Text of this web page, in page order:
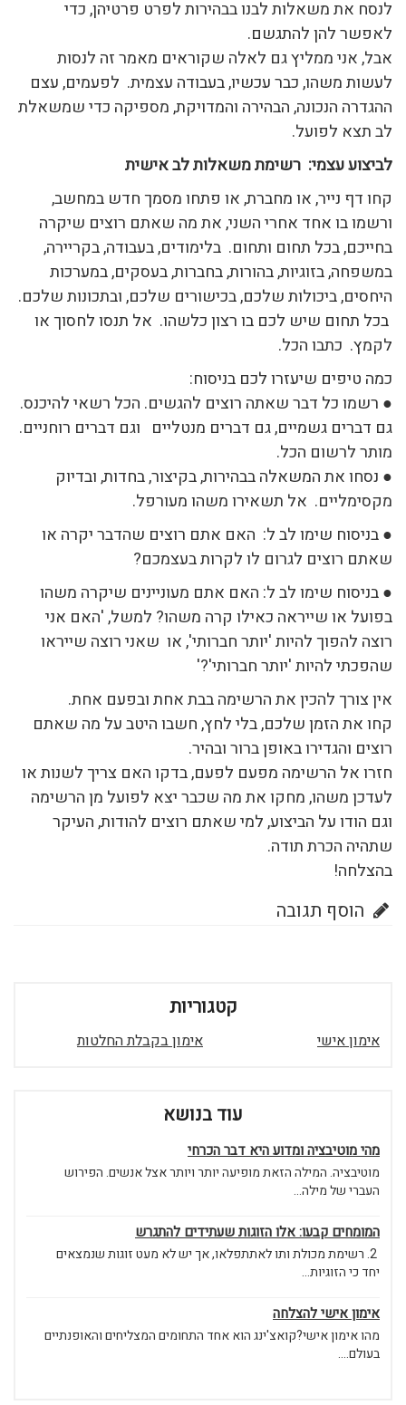
לנסח את משאלות לבנו בבהירות לפרט פרטיהן, כדי
לאפשר להן להתגשם.
אבל, אני ממליץ גם לאלה שקוראים מאמר זה לנסות
לעשות משהו, כבר עכשיו, בעבודה עצמית. לפעמים, עצם
ההגדרה הנכונה, הבהירה והמדויקת, מספיקה כדי שמשאלת
לב תצא לפועל.
לביצוע עצמי: רשימת משאלות לב אישית
קחו דף נייר, או מחברת, או פתחו מסמך חדש במחשב,
ורשמו בו אחד אחרי השני, את מה שאתם רוצים שיקרה
בחייכם, בכל תחום ותחום. בלימודים, בעבודה, בקריירה,
במשפחה, בזוגיות, בהורות, בחברות, בעסקים, במערכות
היחסים, ביכולות שלכם, בכישורים שלכם, ובתכונות שלכם.
בכל תחום שיש לכם בו רצון כלשהו. אל תנסו לחסוך או
לקמץ. כתבו הכל.
כמה טיפים שיעזרו לכם בניסוח:
● רשמו כל דבר שאתה רוצים להגשים. הכל רשאי להיכנס.
גם דברים גשמיים, גם דברים מנטליים וגם דברים רוחניים.
מותר לרשום הכל.
● נסחו את המשאלה בבהירות, בקיצור, בחדות, ובדיוק
מקסימליים. אל תשאירו משהו מעורפל.
● בניסוח שימו לב ל: האם אתם רוצים שהדבר יקרה או
שאתם רוצים לגרום לו לקרות בעצמכם?
● בניסוח שימו לב ל: האם אתם מעוניינים שיקרה משהו
בפועל או שייראה כאילו קרה משהו? למשל, 'האם אני
רוצה להפוך להיות 'יותר חברותי', או שאני רוצה שייראו
שהפכתי להיות 'יותר חברותי'?'
אין צורך להכין את הרשימה בבת אחת ובפעם אחת.
קחו את הזמן שלכם, בלי לחץ, חשבו היטב על מה שאתם
רוצים והגדירו באופן ברור ובהיר.
חזרו אל הרשימה מפעם לפעם, בדקו האם צריך לשנות או
לעדכן משהו, מחקו את מה שכבר יצא לפועל מן הרשימה
וגם הודו על הביצוע, למי שאתם רוצים להודות, העיקר
שתהיה הכרת תודה.
בהצלחה!
הוסף תגובה
קטגוריות
אימון אישי אימון בקבלת החלטות
עוד בנושא
מהי מוטיבציה ומדוע היא דבר הכרחי
מוטיבציה. המילה הזאת מופיעה יותר ויותר אצל אנשים. הפירוש
העברי של מילה...
המומחים קבעו: אלו הזוגות שעתידים להתגרש
2. רשימת מכולת ותו לאתתפלאו, אך יש לא מעט זוגות שנמצאים
יחד כי הזוגיות...
אימון אישי להצלחה
מהו אימון אישי?קואצ'ינג הוא אחד התחומים המצליחים והאופנתיים
בעולם....